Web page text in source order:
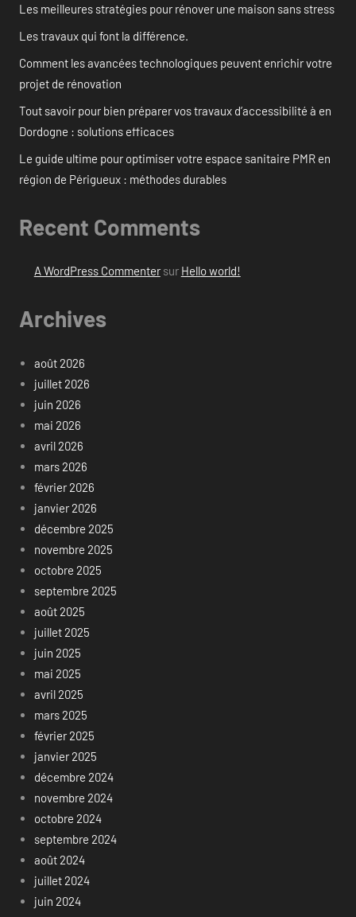
Les meilleures stratégies pour rénover une maison sans stress
Les travaux qui font la différence.
Comment les avancées technologiques peuvent enrichir votre
projet de rénovation
Tout savoir pour bien préparer vos travaux d’accessibilité à en
Dordogne : solutions efficaces
Le guide ultime pour optimiser votre espace sanitaire PMR en
région de Périgueux : méthodes durables
Recent Comments
A WordPress Commentersur Hello world!
Archives
août 2026
juillet 2026
juin 2026
mai 2026
avril 2026
mars 2026
février 2026
janvier 2026
décembre 2025
novembre 2025
octobre 2025
septembre 2025
août 2025
juillet 2025
juin 2025
mai 2025
avril 2025
mars 2025
février 2025
janvier 2025
décembre 2024
novembre 2024
octobre 2024
septembre 2024
août 2024
juillet 2024
juin 2024